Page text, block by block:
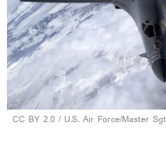
CC BY 2.0 / U.S. Air Force/Master